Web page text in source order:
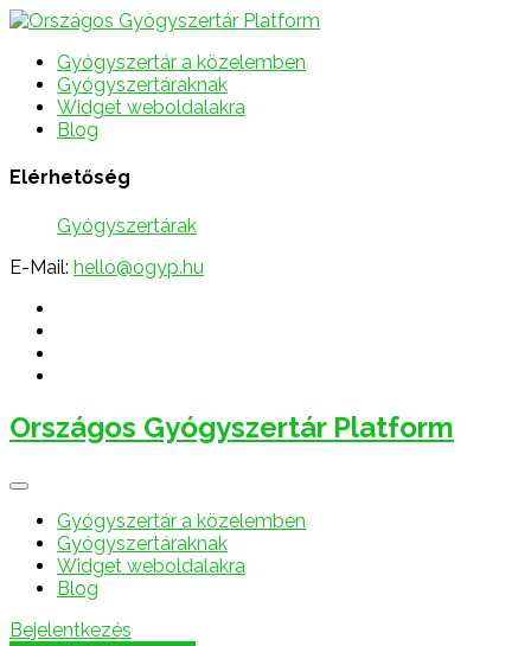
Gyógyszertár a közelemben
Gyógyszertáraknak
Widget weboldalakra
Blog
Elérhetőség
Gyógyszertárak
E-Mail: hello@ogyp.hu
Országos Gyógyszertár Platform
Gyógyszertár a közelemben
Gyógyszertáraknak
Widget weboldalakra
Blog
Bejelentkezés